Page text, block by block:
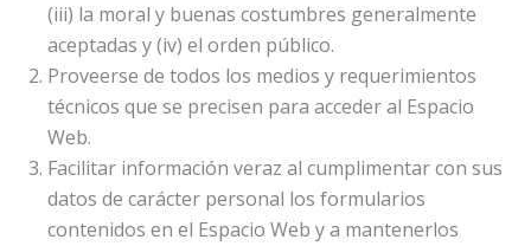
(iii) la moral y buenas costumbres generalmente
aceptadas y (iv) el orden público.
Proveerse de todos los medios y requerimientos
técnicos que se precisen para acceder al Espacio
Web.
Facilitar información veraz al cumplimentar con sus
datos de carácter personal los formularios
contenidos en el Espacio Web y a mantenerlos